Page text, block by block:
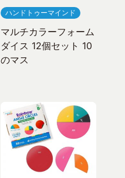
ハンドトゥーマインド
マルチカラーフォーム
ダイス 12個セット 10
のマス